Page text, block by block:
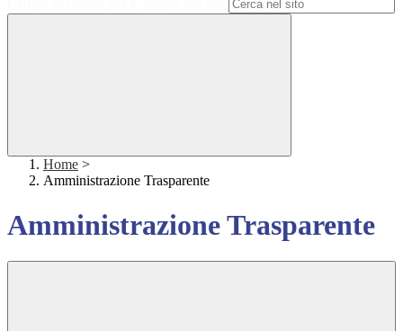
Home >
Amministrazione Trasparente
Amministrazione Trasparente